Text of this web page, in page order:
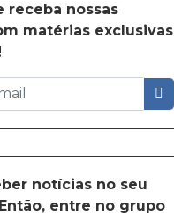
receba nossas
matérias exclusivas
notícias no seu
entre no grupo